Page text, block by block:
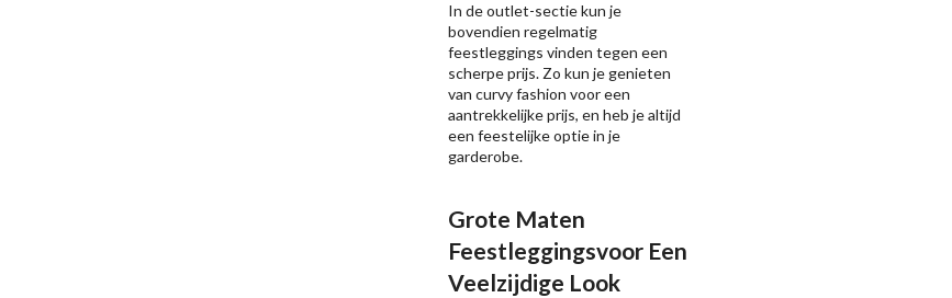
In de outlet-sectie kun je
bovendien regelmatig
feestleggings vinden tegen een
scherpe prijs. Zo kun je genieten
van curvy fashion voor een
aantrekkelijke prijs, en heb je altijd
een feestelijke optie in je
garderobe.
Grote Maten
Feestleggingsvoor Een
Veelzijdige Look